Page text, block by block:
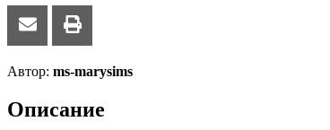
Автор: ms-marysims
Описание